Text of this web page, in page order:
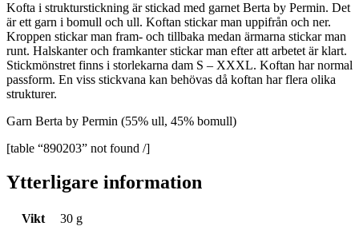
Kofta i strukturstickning är stickad med garnet Berta by Permin. Det
är ett garn i bomull och ull. Koftan stickar man uppifrån och ner.
Kroppen stickar man fram- och tillbaka medan ärmarna stickar man
runt. Halskanter och framkanter stickar man efter att arbetet är klart.
Stickmönstret finns i storlekarna dam S – XXXL. Koftan har normal
passform. En viss stickvana kan behövas då koftan har flera olika
strukturer.
Garn Berta by Permin (55% ull, 45% bomull)
[table “890203” not found /]
Ytterligare information
Vikt 30 g